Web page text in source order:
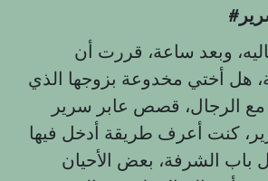
#
وبعد ساعة، قررت أن
هل أختي مخدوعة بزوجها الذي
الرجال، قصص عابر سرير
كنت أعرف طريقة أدخل فيها
باب الشرفة، بعض الأحيان